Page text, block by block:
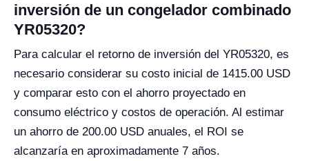
inversión de un congelador combinado
YR05320?
Para calcular el retorno de inversión del YR05320, es
necesario considerar su costo inicial de 1415.00 USD
y comparar esto con el ahorro proyectado en
consumo eléctrico y costos de operación. Al estimar
un ahorro de 200.00 USD anuales, el ROI se
alcanzaría en aproximadamente 7 años.